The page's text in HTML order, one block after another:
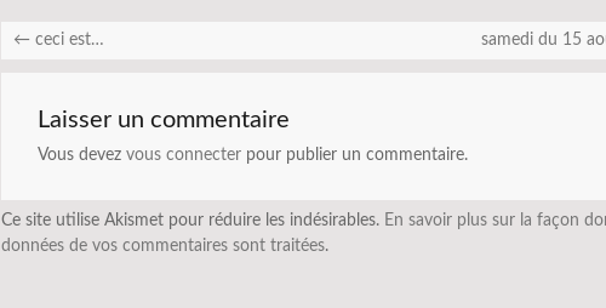
← ceci est… samedi du 15
Laisser un commentaire
Vous devez vous connecter pour publier un commentaire.
Ce site utilise Akismet pour réduire les indésirables. En savoir plus sur la façon
données de vos commentaires sont traitées.